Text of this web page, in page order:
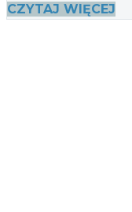
CZYTAJ WIĘCEJ